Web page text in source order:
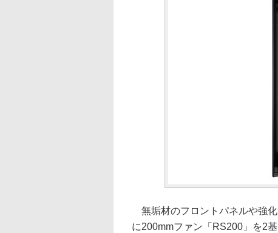
無垢材のフロントパネルや強
に200mmファン「RS200」を2